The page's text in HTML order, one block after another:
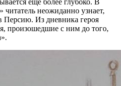
еще более глубоко. В
неожиданно узнает,
Персию. Из дневника героя
произошедшие с ним до того,